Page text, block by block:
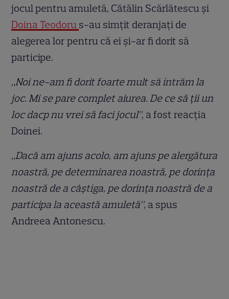
jocul pentru amuletă, Cătălin Scărlătescu și
Doina Teodoru s-au simțit deranjați de
alegerea lor pentru că ei și-ar fi dorit să
participe.
„Noi ne-am fi dorit foarte mult să intrăm la
joc. Mi se pare complet aiurea. De ce să ții un
loc dacp nu vrei să faci jocul”, a fost reacția
Doinei.
„Dacă am ajuns acolo, am ajuns pe alergătura
noastră, pe determinarea noastră, pe dorința
noastră de a câștiga, pe dorința noastră de a
participa la această amuletă”, a spus
Andreea Antonescu.